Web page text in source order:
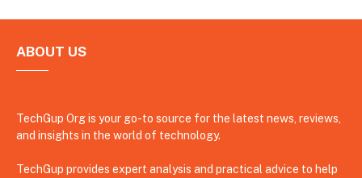
ABOUT US
TechGup Org is your go-to source for the latest news, reviews,
and insights in the world of technology.
TechGup provides expert analysis and practical advice to help